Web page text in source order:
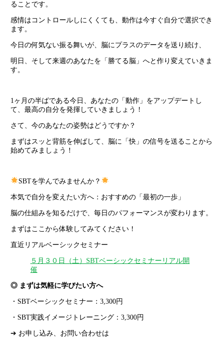
ることです。
感情はコントロールしにくくても、動作は今すぐ自分で選択でき
ます。
今日の何気ない振る舞いが、脳にプラスのデータを送り続け、
明日、そして来週のあなたを「勝てる脳」へと作り変えていきま
す。
1ヶ月の半ばである今日、あなたの「動作」をアップデートし
て、最高の自分を発揮していきましょう！
さて、今のあなたの姿勢はどうですか？
まずはスッと背筋を伸ばして、脳に「快」の信号を送ることから
始めてみましょう！
SBTを学んでみませんか？
本気で自分を変えたい方へ：おすすめの「最初の一歩」
脳の仕組みを知るだけで、毎日のパフォーマンスが変わります。
まずはここから体験してみてください！
直近リアルベーシックセミナー
５月３０日（土）SBTベーシックセミナーリアル開
催
◎ まずは気軽に学びたい方へ
・SBTベーシックセミナー：3,300円
・SBT実践イメージトレーニング：3,300円
➔ お申し込み、お問い合わせは